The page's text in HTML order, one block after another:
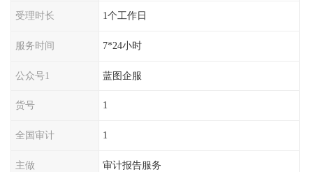
受理时长 1个工作日
服务时间 7*24小时
公众号1 蓝图企服
货号 1
全国审计 1
主做 审计报告服务